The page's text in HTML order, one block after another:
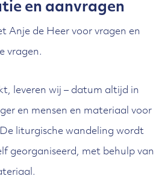
en aanvragen
Anje de Heer voor vragen en
vragen.
leveren wij – datum altijd in
en mensen en materiaal voor
liturgische wandeling wordt
georganiseerd, met behulp van